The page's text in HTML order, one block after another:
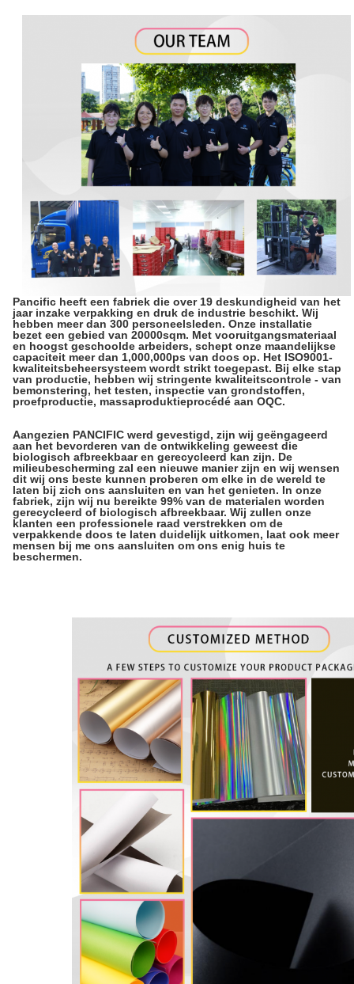
Pancific heeft een fabriek die over 19 deskundigheid van het
jaar inzake verpakking en druk de industrie beschikt. Wij
hebben meer dan 300 personeelsleden. Onze installatie
bezet een gebied van 20000sqm. Met vooruitgangsmateriaal
en hoogst geschoolde arbeiders, schept onze maandelijkse
capaciteit meer dan 1,000,000ps van doos op. Het ISO9001-
kwaliteitsbeheersysteem wordt strikt toegepast. Bij elke stap
van productie, hebben wij stringente kwaliteitscontrole - van
bemonstering, het testen, inspectie van grondstoffen,
proefproductie, massaproduktieprocédé aan OQC.
Aangezien PANCIFIC werd gevestigd, zijn wij geëngageerd
aan het bevorderen van de ontwikkeling geweest die
biologisch afbreekbaar en gerecycleerd kan zijn. De
milieubescherming zal een nieuwe manier zijn en wij wensen
dit wij ons beste kunnen proberen om elke in de wereld te
laten bij zich ons aansluiten en van het genieten. In onze
fabriek, zijn wij nu bereikte 99% van de materialen worden
gerecycleerd of biologisch afbreekbaar. Wij zullen onze
klanten een professionele raad verstrekken om de
verpakkende doos te laten duidelijk uitkomen, laat ook meer
mensen bij me ons aansluiten om ons enig huis te
beschermen.